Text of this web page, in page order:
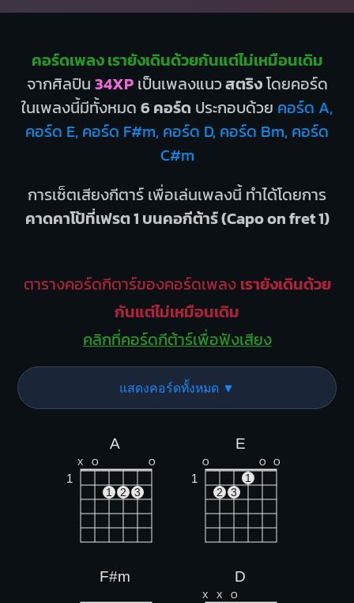
คอร์ดเพลง เรายังเดินด้วยกันแต่ไม่เหมือนเดิม
จากศิลปิน 34XPเป็นเพลงแนวสตริงโดยคอร์ด
ในเพลงนี้มีทั้งหมด 6 คอร์ด ประกอบด้วย คอร์ด A,
คอร์ด E, คอร์ด F#m, คอร์ด D, คอร์ด Bm, คอร์ด
C#m
การเซ็ตเสียงกีตาร์ เพื่อเล่นเพลงนี้ ทำได้โดยการ
คาดคาโป้ที่เฟรต 1 บนคอกีต้าร์ (Capo on fret 1)
ตารางคอร์ดกีตาร์ของคอร์ดเพลง เรายังเดินด้วย
กันแต่ไม่เหมือนเดิม
คลิกที่คอร์ดกีต้าร์เพื่อฟังเสียง
แสดงคอร์ดทั้งหมด ▼
A
X O O
1
1 2 3
E
O O O
1
1
2
3
F#m D
X X O